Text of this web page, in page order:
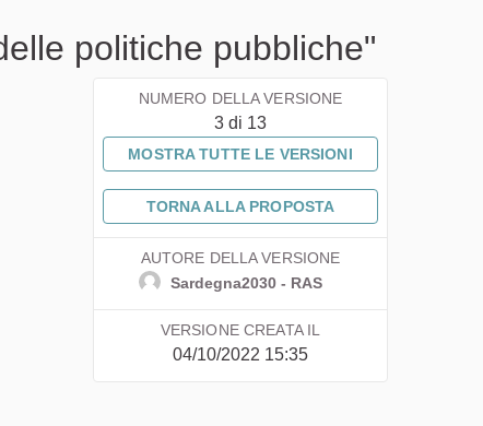
politiche pubbliche"
NUMERO DELLA VERSIONE
3 di 13
MOSTRA TUTTE LE VERSIONI
TORNA ALLA PROPOSTA
AUTORE DELLA VERSIONE
Sardegna2030 - RAS
VERSIONE CREATA IL
04/10/2022 15:35